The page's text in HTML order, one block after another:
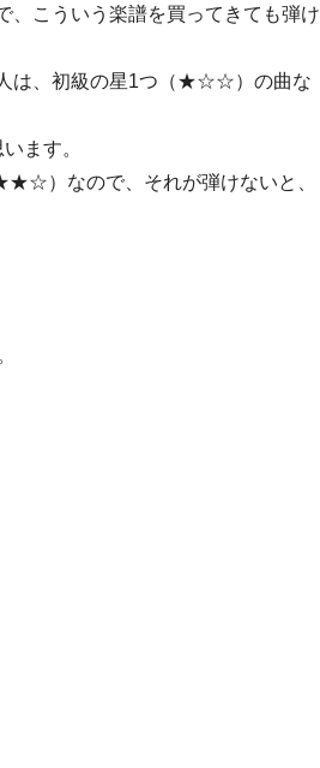
、こういう楽譜を買ってきても弾け
人は、初級の星1つ（★☆☆）の曲な
ます。
）なので、それが弾けないと、